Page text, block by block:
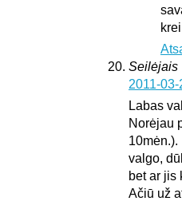
Seilėjais
2011-
Labas
Norėjau
valgo,
bet ar jis
Ačiū už